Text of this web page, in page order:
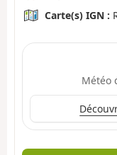
Carte(s) IGN :
Météo